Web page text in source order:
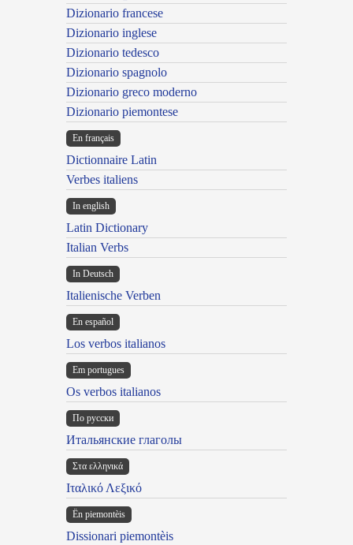
Dizionario francese
Dizionario inglese
Dizionario tedesco
Dizionario spagnolo
Dizionario greco moderno
Dizionario piemontese
En français
Dictionnaire Latin
Verbes italiens
In english
Latin Dictionary
Italian Verbs
In Deutsch
Italienische Verben
En español
Los verbos italianos
Em portugues
Os verbos italianos
По русски
Итальянские глаголы
Στα ελληνικά
Ιταλικό Λεξικό
Ën piemontèis
Dissionari piemontèis